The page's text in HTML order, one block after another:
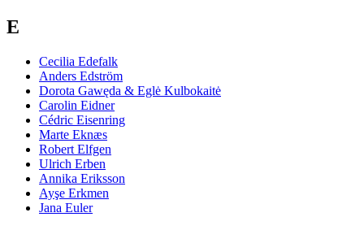
E
Cecilia Edefalk
Anders Edström
Dorota Gawęda & Eglė Kulbokaitė
Carolin Eidner
Cédric Eisenring
Marte Eknæs
Robert Elfgen
Ulrich Erben
Annika Eriksson
Ayşe Erkmen
Jana Euler